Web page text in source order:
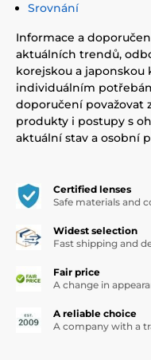
Srovnání
Informace a
aktuálních trendů,
korejskou a
individuálním
doporučení považovat
produkty i postupy s
aktuální stav a osobní
Certified lenses
Safe materials and
Widest selection
Fast shipping and
Fair price
A change in
A reliable choice
A company with a